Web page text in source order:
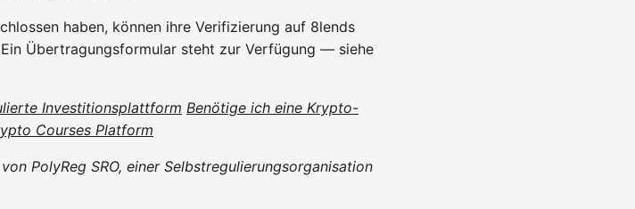
haben, können ihre Verifizierung auf 8lends
Übertragungsformular steht zur Verfügung — siehe
Investitionsplattform Benötige ich eine Krypto-
Courses Platform
PolyReg SRO, einer Selbstregulierungsorganisation